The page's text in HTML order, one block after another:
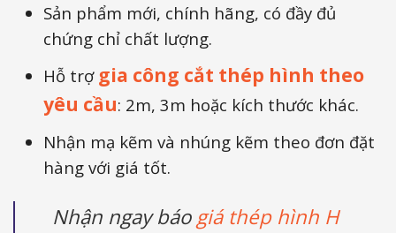
Sản phẩm mới, chính hãng, có đầy đủ
chứng chỉ chất lượng.
Hỗ trợ gia công cắt thép hình theo
yêu cầu: 2m, 3m hoặc kích thước khác.
Nhận mạ kẽm và nhúng kẽm theo đơn đặt
hàng với giá tốt.
Nhận ngay báogiá thép hình H